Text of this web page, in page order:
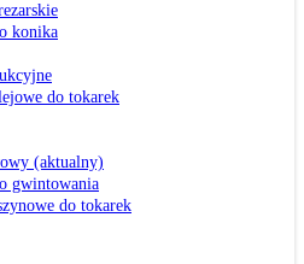
konika
do tokarek
(aktualny)
gwintowania
do tokarek